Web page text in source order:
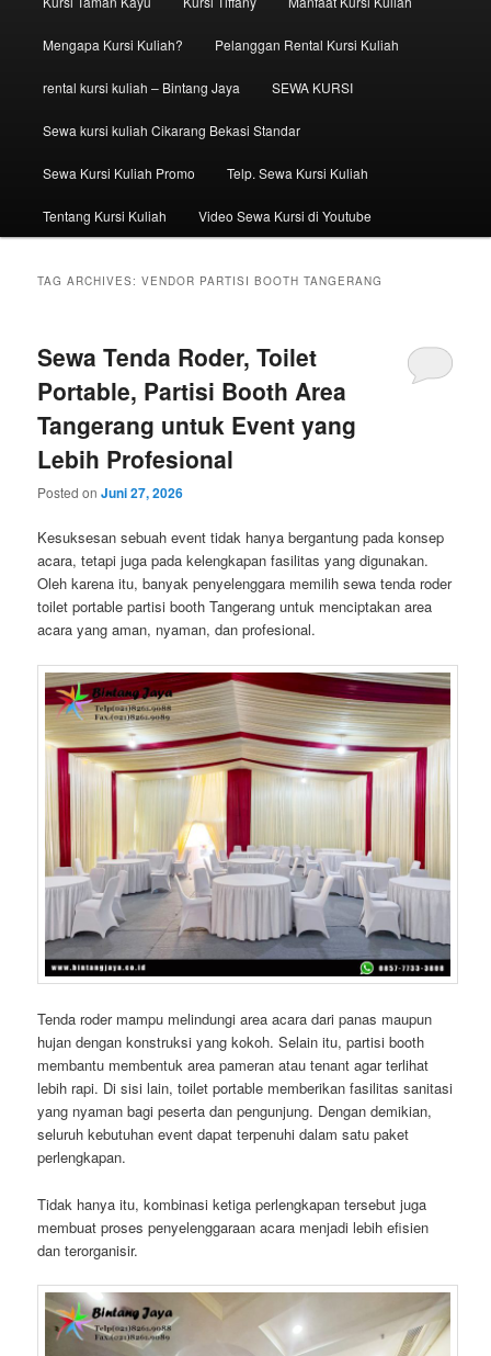
Mengapa Kursi Kuliah? Pelanggan Rental Kursi Kuliah
rental kursi kuliah – Bintang Jaya SEWA KURSI
Sewa kursi kuliah Cikarang Bekasi Standar
Sewa Kursi Kuliah Promo Telp. Sewa Kursi Kuliah
Tentang Kursi Kuliah Video Sewa Kursi di Youtube
TAG ARCHIVES:VENDOR PARTISI BOOTH TANGERANG
Sewa Tenda Roder, Toilet
Portable, Partisi Booth Area
Tangerang untuk Event yang
Lebih Profesional
Posted onJuni 27, 2026
Kesuksesan sebuah event tidak hanya bergantung pada konsep
acara, tetapi juga pada kelengkapan fasilitas yang digunakan.
Oleh karena itu, banyak penyelenggara memilih sewa tenda roder
toilet portable partisi booth Tangerang untuk menciptakan area
acara yang aman, nyaman, dan profesional.
Tenda roder mampu melindungi area acara dari panas maupun
hujan dengan konstruksi yang kokoh. Selain itu, partisi booth
membantu membentuk area pameran atau tenant agar terlihat
lebih rapi. Di sisi lain, toilet portable memberikan fasilitas sanitasi
yang nyaman bagi peserta dan pengunjung. Dengan demikian,
seluruh kebutuhan event dapat terpenuhi dalam satu paket
perlengkapan.
Tidak hanya itu, kombinasi ketiga perlengkapan tersebut juga
membuat proses penyelenggaraan acara menjadi lebih efisien
dan terorganisir.